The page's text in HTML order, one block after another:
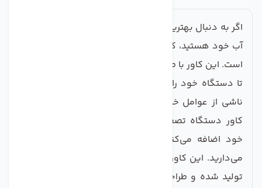
اگر به دنبال بهترین راه‌حل برای حفاظت از دستگاه تصفیه
آب خود هستید، کاور دستگاه تصفیه آب گزینه‌ای ایده‌آل
است. این کاور با طراحی زیبا و کارآمد، به شما کمک می‌کند
تا دستگاه خود را از آلودگی‌ها، گرد و غبار و آسیب‌های
ناشی از عوامل خارجی محفوظ نگه دارید. با استفاده از
کاور دستگاه تصفیه آب، نه تنها به طول عمر دستگاه
خود اضافه می‌کنید، بلکه آن را در شرایط بهتری نگه
می‌دارید. این کاور با استفاده از مواد با کیفیت و ضدآب
تولید شده و طراحی آن به گونه‌ای است که به راحتی بر